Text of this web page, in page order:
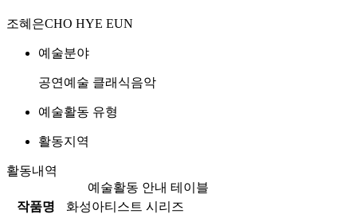
조혜은CHO HYE EUN
예술분야
공연예술 클래식음악
예술활동 유형
활동지역
활동내역
예술활동 안내 테이블
작품명
화성아티스트 시리즈